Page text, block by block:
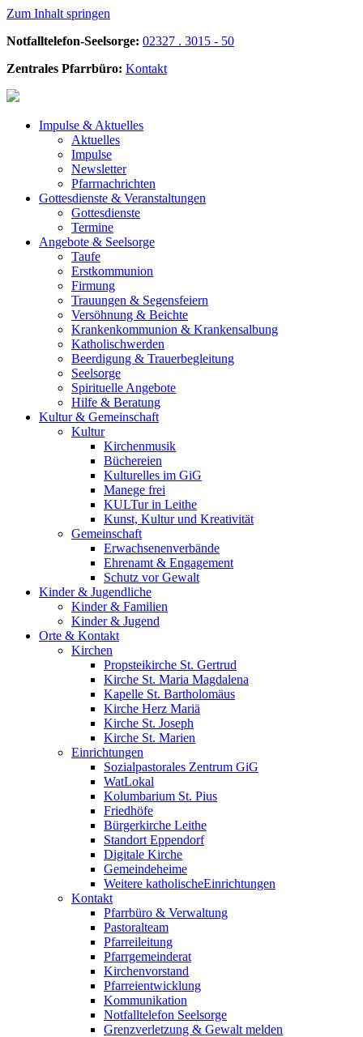
Zum Inhalt springen
Notfalltelefon-Seelsorge: 02327 . 3015 - 50
Zentrales Pfarrbüro: Kontakt
Impulse & Aktuelles
Aktuelles
Impulse
Newsletter
Pfarrnachrichten
Gottesdienste & Veranstaltungen
Gottesdienste
Termine
Angebote & Seelsorge
Taufe
Erstkommunion
Firmung
Trauungen & Segensfeiern
Versöhnung & Beichte
Krankenkommunion & Krankensalbung
Katholischwerden
Beerdigung & Trauerbegleitung
Seelsorge
Spirituelle Angebote
Hilfe & Beratung
Kultur & Gemeinschaft
Kultur
Kirchenmusik
Büchereien
Kulturelles im GiG
Manege frei
KULTur in Leithe
Kunst, Kultur und Kreativität
Gemeinschaft
Erwachsenenverbände
Ehrenamt & Engagement
Schutz vor Gewalt
Kinder & Jugendliche
Kinder & Familien
Kinder & Jugend
Orte & Kontakt
Kirchen
Propsteikirche St. Gertrud
Kirche St. Maria Magdalena
Kapelle St. Bartholomäus
Kirche Herz Mariä
Kirche St. Joseph
Kirche St. Marien
Einrichtungen
Sozialpastorales Zentrum GiG
WatLokal
Kolumbarium St. Pius
Friedhöfe
Bürgerkirche Leithe
Standort Eppendorf
Digitale Kirche
Gemeindeheime
Weitere katholische­­Einrichtungen
Kontakt
Pfarrbüro & Verwaltung
Pastoralteam
Pfarreileitung
Pfarrgemeinderat
Kirchenvorstand
Pfarreientwicklung
Kommunikation
Notfalltelefon Seelsorge
Grenzverletzung & Gewalt melden